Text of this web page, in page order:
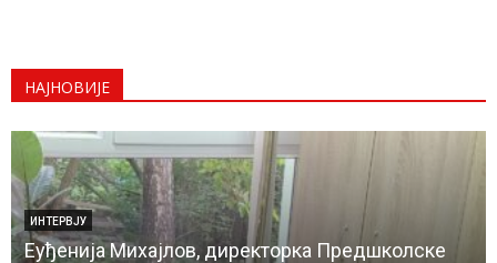
НАЈНОВИЈЕ
ИНТЕРВЈУ
Еуђенија Михајлов, директорка Предшколске